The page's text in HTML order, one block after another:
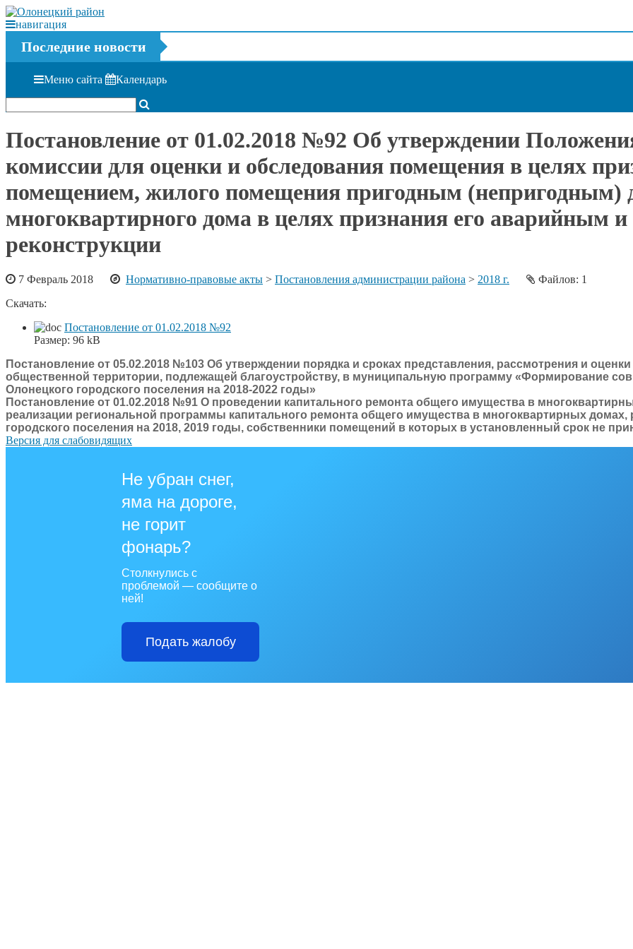
навигация
Последние новости
Меню сайта Календарь
Постановление от 01.02.2018 №92 Об утверждении
комиссии для оценки и обследования помещения в целях
помещением, жилого помещения пригодным (непригодным)
многоквартирного дома в целях признания его аварийным
реконструкции
7 Февраль 2018 Нормативно-правовые акты > Постановления администрации района > 2018 г.
Файлов: 1
Скачать:
Постановление от 01.02.2018 №92
Размер: 96 kB
Постановление от 05.02.2018 №103 Об утверждении порядка и сроках представления, рассмотрения и
общественной территории, подлежащей благоустройству, в муниципальную программу «Формирование
Олонецкого городского поселения на 2018-2022 годы»
Постановление от 01.02.2018 №91 О проведении капитального ремонта общего имущества в
реализации региональной программы капитального ремонта общего имущества в многоквартирных
городского поселения на 2018, 2019 годы, собственники помещений в которых в установленный срок не
Версия для слабовидящих
Не убран снег,
яма на дороге,
не горит
фонарь?
Столкнулись с
проблемой — сообщите о
ней!
Подать жалобу